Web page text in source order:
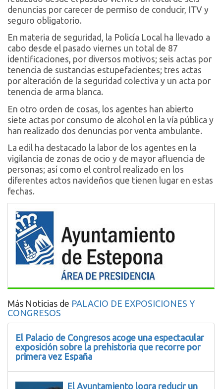
denuncias por carecer de permiso de conducir, ITV y
seguro obligatorio.
En materia de seguridad, la Policía Local ha llevado a
cabo desde el pasado viernes un total de 87
identificaciones, por diversos motivos; seis actas por
tenencia de sustancias estupefacientes; tres actas
por alteración de la seguridad colectiva y un acta por
tenencia de arma blanca.
En otro orden de cosas, los agentes han abierto
siete actas por consumo de alcohol en la vía pública y
han realizado dos denuncias por venta ambulante.
La edil ha destacado la labor de los agentes en la
vigilancia de zonas de ocio y de mayor afluencia de
personas; así como el control realizado en los
diferentes actos navideños que tienen lugar en estas
fechas.
Más Noticias de PALACIO DE EXPOSICIONES Y
CONGRESOS
El Palacio de Congresos acoge una espectacular
exposición sobre la prehistoria que recorre por
primera vez España
El Ayuntamiento logra reducir un